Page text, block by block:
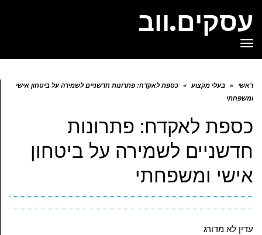
עסקים.ווב
תפריט
ראשי » בעלי מקצוע »
כספת לאקדח: פתרונות חדשניים לשמירה על ביטחון אישי
ומשפחתי
כספת לאקדח: פתרונות
חדשניים לשמירה על ביטחון
אישי ומשפחתי
עדין לא מדורג